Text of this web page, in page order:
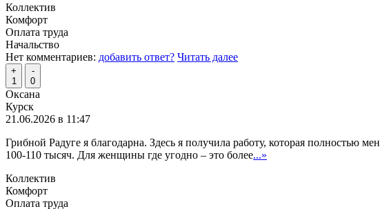
Коллектив
Комфорт
Оплата труда
Начальство
Нет комментариев: добавить ответ? Читать далее
+
1
-
0
Оксана
Курск
21.06.2026 в 11:47
Грибной Радуге я благодарна. Здесь я получила работу, которая полностью
100-110 тысяч. Для женщины где угодно – это более...»
Коллектив
Комфорт
Оплата труда